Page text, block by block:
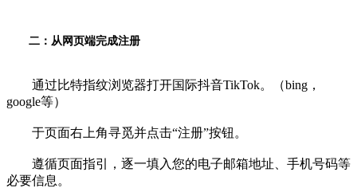
二：从网页端完成注册
通过比特指纹浏览器打开国际抖音TikTok。（bing，
google等）
于页面右上角寻觅并点击“注册”按钮。
遵循页面指引，逐一填入您的电子邮箱地址、手机号码等
必要信息。